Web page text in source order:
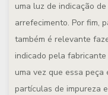
uma luz de indicação
arrefecimento. Por fim,
também é relevante
indicado pela
uma vez que essa
partículas de impureza